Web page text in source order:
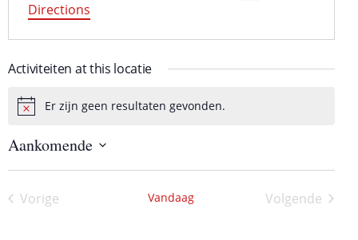
Directions
Activiteiten at this locatie
B
r
c
Er zijn geen resultaten gevonden.
Aankomende
e Vorige
Vandaag
Volgende